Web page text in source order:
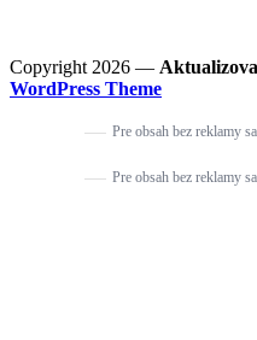
Copyright 2026 —
WordPress Theme
Pre obsah bez reklamy sa